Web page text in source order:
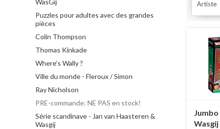
Puzzles pour adultes avec des grandes
pièces
Colin Thompson
Thomas Kinkade
Where's Wally ?
Ville du monde - Fleroux / Simon
Ray Nicholson
PRE-commande: NE PAS en stock!
Série scandinave - Jan van Haasteren &
Wasgij
Artiste
Jumbo
Wasgij